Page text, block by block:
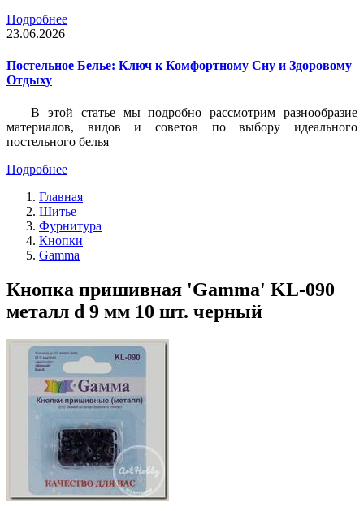
Подробнее
23.06.2026
Постельное Белье: Ключ к Комфортному Сну и Здоровому
Отдыху
В этой статье мы подробно рассмотрим разнообразие
материалов, видов и советов по выбору идеального
постельного белья
Подробнее
Главная
Шитье
Фурнитура
Кнопки
Gamma
Кнопка пришивная 'Gamma' KL-090
металл d 9 мм 10 шт. черный